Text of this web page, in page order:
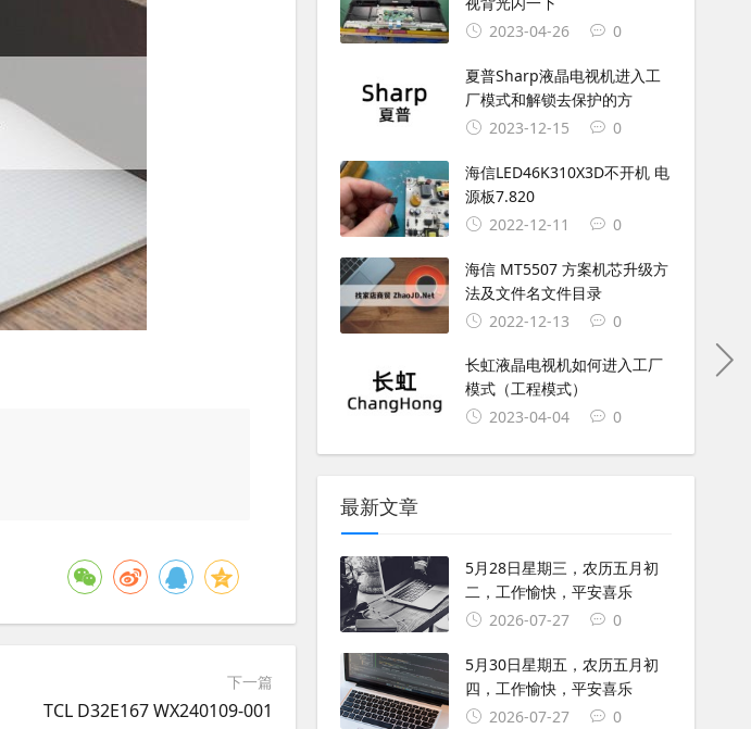
下一篇
TCL D32E167 WX240109-001
2023-04-26
0
夏普Sharp液晶电视机进入工
厂模式和解锁去保护的方
2023-12-15
0
海信LED46K310X3D不开机 电
源板7.820
2022-12-11
0
海信 MT5507 方案机芯升级方
法及文件名文件目录
2022-12-13
0
长虹液晶电视机如何进入工厂
模式（工程模式）
2023-04-04
0
最新文章
5月28日星期三，农历五月初
二，工作愉快，平安喜乐
2026-07-27
0
5月30日星期五，农历五月初
四，工作愉快，平安喜乐
2026-07-27
0